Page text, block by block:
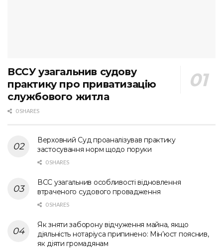
ВССУ узагальнив судову
практику про приватизацію
службового житла
0 SHARES
Верховний Суд проаналізував практику
застосування норм щодо поруки
0 SHARES
ВСС узагальнив особливості відновлення
втраченого судового провадження
0 SHARES
Як зняти заборону відчуження майна, якщо
діяльність нотаріуса припинено: Мін’юст пояснив,
як діяти громадянам